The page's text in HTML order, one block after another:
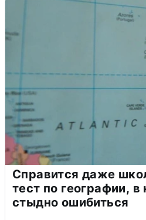
Справится даже
тест по географии, в
стыдно ошибиться